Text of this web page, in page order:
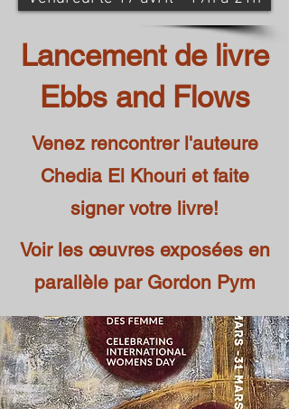
Lancement de livre
Ebbs and Flows
Venez rencontrer l'auteure
Chedia El Khouri et faite
signer votre livre!
Voir les œuvres exposées en
parallèle par Gordon Pym